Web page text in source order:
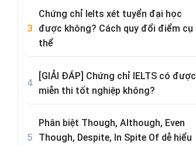
Chứng chỉ Ielts xét tuyển đại học
được không? Cách quy đổi điểm cụ
thể
[GIẢI ĐÁP] Chứng chỉ IELTS có được
miễn thi tốt nghiệp không?
Phân biệt Though, Although, Even
Though, Despite, In Spite Of dễ hiểu